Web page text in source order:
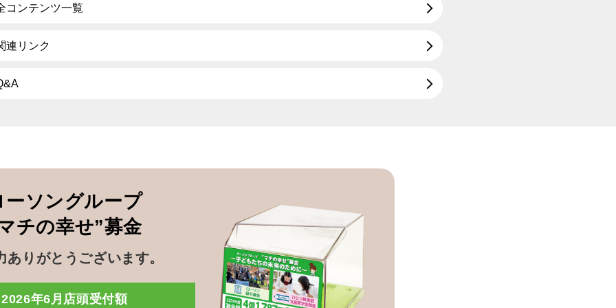
コンテンツ一覧
連リンク
ーソングループ
チの幸せ”募金
ありがとうございます。
2026年6月店頭受付額